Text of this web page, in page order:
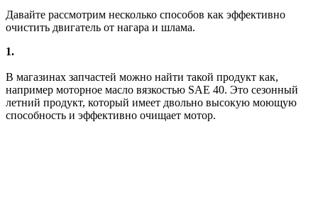
Давайте рассмотрим несколько способов как эффективно
очистить двигатель от нагара и шлама.
1.
В магазинах запчастей можно найти такой продукт как,
например моторное масло вязкостью SAE 40. Это сезонный
летний продукт, который имеет двольно высокую моющую
способность и эффективно очищает мотор.